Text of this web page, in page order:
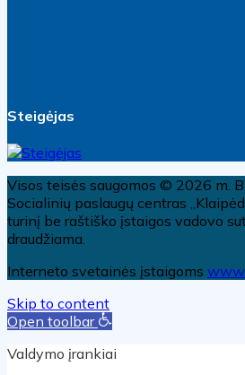
Steigėjas
Visos teisės saugomos © 2026 m.
Socialinių paslaugų centras
turinį be raštiško įstaigos vadovo
draudžiama.
Interneto svetainės įstaigoms
Skip to content
Open toolbar
Valdymo įrankiai